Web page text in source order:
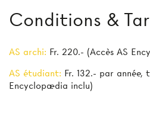
Conditions &
AS archi: Fr. 220.- (Accès AS
AS étudiant: Fr. 132.- par année,
Encyclopædia inclu)